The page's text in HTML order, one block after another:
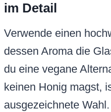
im Detail
Verwende einen
dessen Aroma die
du eine vegane
keinen Honig magst,
ausgezeichnete Wahl.